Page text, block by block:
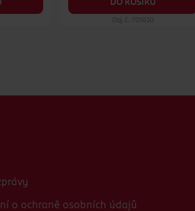
DO KOŠÍKU
Obj. č.: 701020
o ochraně osobních údajů